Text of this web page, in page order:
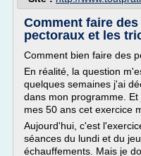
Comment faire
pectoraux et les
Comment bien faire des
En réalité, la question
quelques semaines j'ai
dans mon programme.
mes 50 ans cet exercice
Aujourd'hui, c'est
séances du lundi et du
échauffements. Mais je